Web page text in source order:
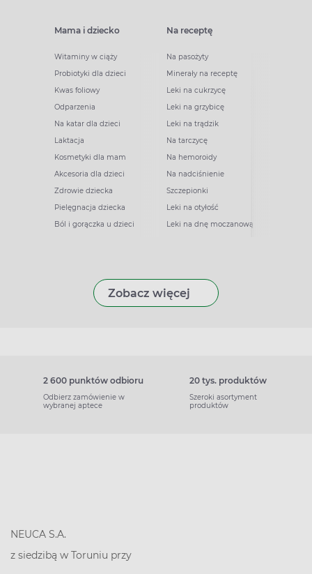
Mama i dziecko
Witaminy w ciąży
Probiotyki dla dzieci
Kwas foliowy
Odparzenia
Na katar dla dzieci
Laktacja
Kosmetyki dla mam
Akcesoria dla dzieci
Zdrowie dziecka
Pielęgnacja dziecka
Ból i gorączka u dzieci
Na receptę
Na pasożyty
Minerały na receptę
Leki na cukrzycę
Leki na grzybicę
Leki na trądzik
Na tarczycę
Na hemoroidy
Na nadciśnienie
Szczepionki
Leki na otyłość
Leki na dnę moczanową
Zobacz więcej
2 600 punktów odbioru
Odbierz zamówienie w
wybranej aptece
20 tys. produktów
Szeroki asortyment
produktów
NEUCA S.A.
z siedzibą w Toruniu przy